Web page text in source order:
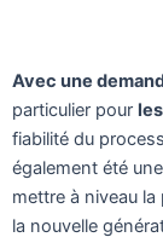
Avec une
particulier pour
fiabilité du
également été
mettre à niveau
la nouvelle